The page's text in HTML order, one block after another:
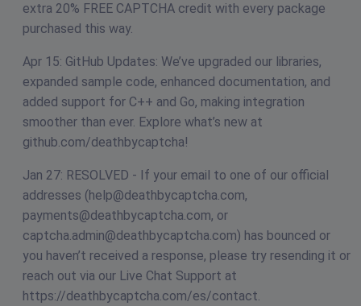
extra 20% FREE CAPTCHA credit with every package
purchased this way.
Apr 15: GitHub Updates: We’ve upgraded our libraries,
expanded sample code, enhanced documentation, and
added support for C++ and Go, making integration
smoother than ever. Explore what’s new at
github.com/deathbycaptcha!
Jan 27: RESOLVED - If your email to one of our official
addresses (help@deathbycaptcha.com,
payments@deathbycaptcha.com, or
captcha.admin@deathbycaptcha.com) has bounced or
you haven’t received a response, please try resending it or
reach out via our Live Chat Support at
https://deathbycaptcha.com/es/contact.